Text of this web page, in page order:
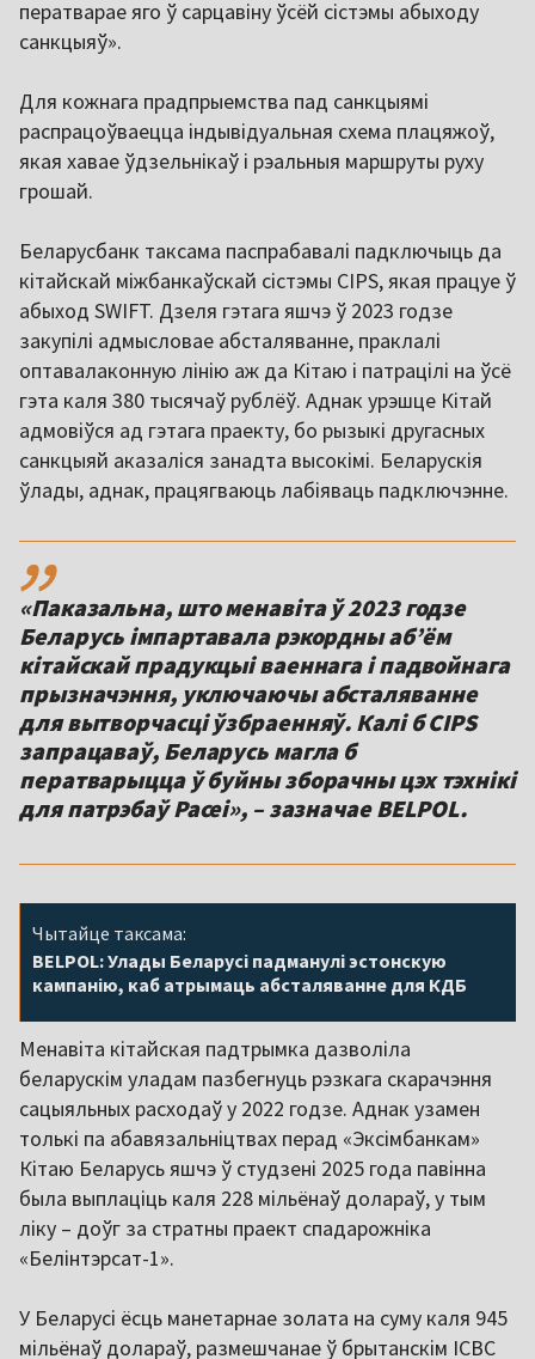
ператварае яго ў сарцавіну ўсёй сістэмы абыходу
санкцыяў».
Для кожнага прадпрыемства пад санкцыямі
распрацоўваецца індывідуальная схема плацяжоў,
якая хавае ўдзельнікаў і рэальныя маршруты руху
грошай.
Беларусбанк таксама паспрабавалі падключыць да
кітайскай міжбанкаўскай сістэмы CIPS, якая працуе ў
абыход SWIFT. Дзеля гэтага яшчэ ў 2023 годзе
закупілі адмысловае абсталяванне, праклалі
оптавалаконную лінію аж да Кітаю і патрацілі на ўсё
гэта каля 380 тысячаў рублёў. Аднак урэшце Кітай
адмовіўся ад гэтага праекту, бо рызыкі другасных
санкцыяй аказаліся занадта высокімі. Беларускія
ўлады, аднак, працягваюць лабіяваць падключэнне.
,,
«Паказальна, што менавіта ў 2023 годзе
Беларусь імпартавала рэкордны аб’ём
кітайскай прадукцыі ваеннага і падвойнага
прызначэння, уключаючы абсталяванне
для вытворчасці ўзбраенняў. Калі б CIPS
запрацаваў, Беларусь магла б
ператварыцца ў буйны зборачны цэх тэхнікі
для патрэбаў Расеі», – зазначае BELPOL.
Чытайце таксама:
BELPOL: Улады Беларусі падманулі эстонскую
кампанію, каб атрымаць абсталяванне для КДБ
Менавіта кітайская падтрымка дазволіла
беларускім уладам пазбегнуць рэзкага скарачэння
сацыяльных расходаў у 2022 годзе. Аднак узамен
толькі па абавязальніцтвах перад «Эксімбанкам»
Кітаю Беларусь яшчэ ў студзені 2025 года павінна
была выплаціць каля 228 мільёнаў долараў, у тым
ліку – доўг за стратны праект спадарожніка
«Белінтэрсат-1».
У Беларусі ёсць манетарнае золата на суму каля 945
мільёнаў долараў, размешчанае ў брытанскім ICBC